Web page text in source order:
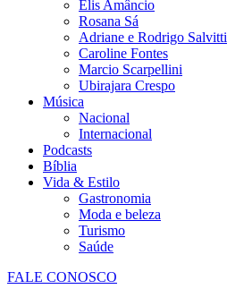
Elis Amâncio
Rosana Sá
Adriane e Rodrigo Salvitti
Caroline Fontes
Marcio Scarpellini
Ubirajara Crespo
Música
Nacional
Internacional
Podcasts
Bíblia
Vida & Estilo
Gastronomia
Moda e beleza
Turismo
Saúde
FALE CONOSCO